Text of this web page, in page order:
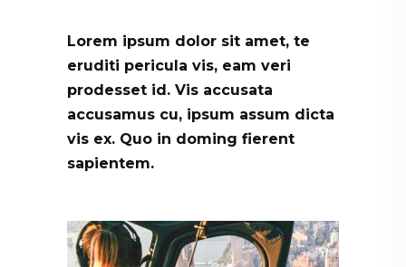
Lorem ipsum dolor sit amet, te
eruditi pericula vis, eam veri
prodesset id. Vis accusata
accusamus cu, ipsum assum dicta
vis ex. Quo in doming fierent
sapientem.